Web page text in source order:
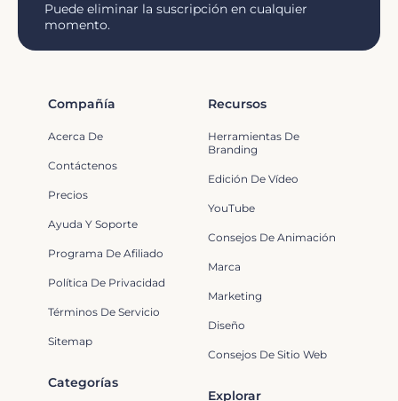
Puede eliminar la suscripción en cualquier
momento.
Compañía
Acerca De
Contáctenos
Precios
Ayuda Y Soporte
Programa De Afiliado
Política De Privacidad
Términos De Servicio
Sitemap
Recursos
Herramientas De
Branding
Edición De Vídeo
YouTube
Consejos De Animación
Marca
Marketing
Diseño
Consejos De Sitio Web
Categorías
Explorar